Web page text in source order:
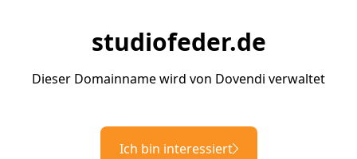
studiofeder.de
Dieser Domainname wird von Dovendi verwaltet
Ich bin interessiert